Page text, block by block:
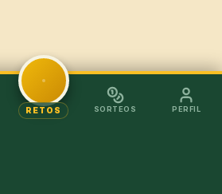
RETOS SORTEOS PERFIL